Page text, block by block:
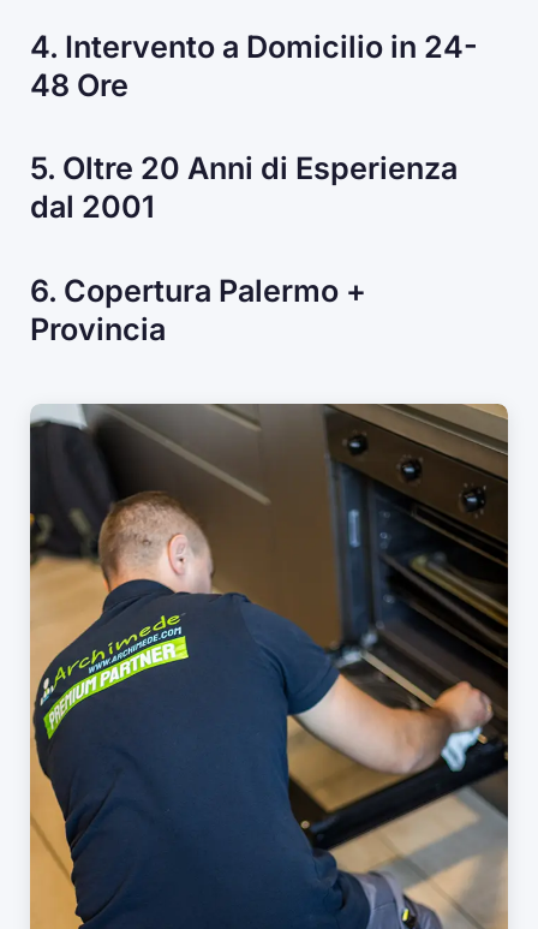
4. Intervento a Domicilio in 24-
48 Ore
5. Oltre 20 Anni di Esperienza
dal 2001
6. Copertura Palermo +
Provincia